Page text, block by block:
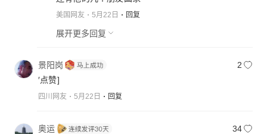
美国网友 5月22日 回复
展开更多回复
景阳岗
2
′点赞]
四川网友 5月22日 回复
奥运
34